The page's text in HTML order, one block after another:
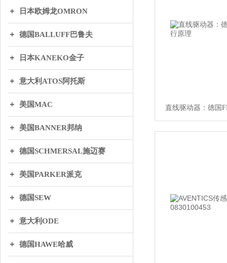
日本欧姆龙OMRON
德国BALLUFF巴鲁夫
日本KANEKO金子
意大利ATOS阿托斯
美国MAC
美国BANNER邦纳
德国SCHMERSAL施迈赛
美国PARKER派克
德国SEW
意大利ODE
德国HAWE哈威
直线驱动器：德国